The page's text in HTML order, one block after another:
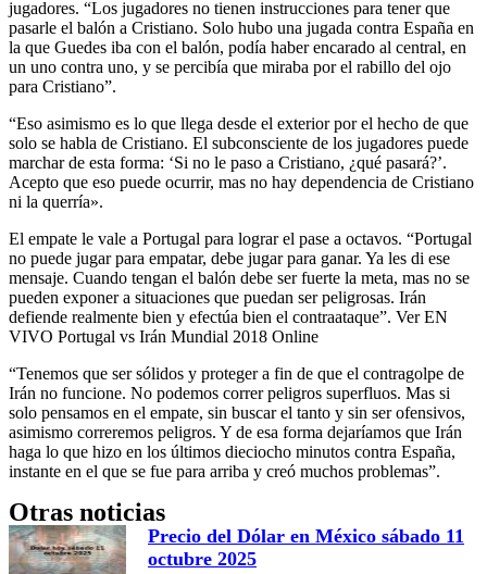
jugadores. “Los jugadores no tienen instrucciones para tener que
pasarle el balón a Cristiano. Solo hubo una jugada contra España en
la que Guedes iba con el balón, podía haber encarado al central, en
un uno contra uno, y se percibía que miraba por el rabillo del ojo
para Cristiano”.
“Eso asimismo es lo que llega desde el exterior por el hecho de que
solo se habla de Cristiano. El subconsciente de los jugadores puede
marchar de esta forma: ‘Si no le paso a Cristiano, ¿qué pasará?’.
Acepto que eso puede ocurrir, mas no hay dependencia de Cristiano
ni la querría».
El empate le vale a Portugal para lograr el pase a octavos. “Portugal
no puede jugar para empatar, debe jugar para ganar. Ya les di ese
mensaje. Cuando tengan el balón debe ser fuerte la meta, mas no se
pueden exponer a situaciones que puedan ser peligrosas. Irán
defiende realmente bien y efectúa bien el contraataque”. Ver EN
VIVO Portugal vs Irán Mundial 2018 Online
“Tenemos que ser sólidos y proteger a fin de que el contragolpe de
Irán no funcione. No podemos correr peligros superfluos. Mas si
solo pensamos en el empate, sin buscar el tanto y sin ser ofensivos,
asimismo correremos peligros. Y de esa forma dejaríamos que Irán
haga lo que hizo en los últimos dieciocho minutos contra España,
instante en el que se fue para arriba y creó muchos problemas”.
Otras noticias
Precio del Dólar en México sábado 11
octubre 2025